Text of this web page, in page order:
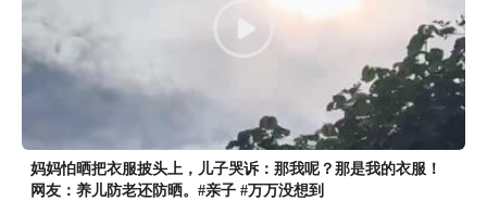
妈妈怕晒把衣服披头上，儿子哭诉：那我呢？那是我的衣服！
网友：养儿防老还防晒。#亲子 #万万没想到